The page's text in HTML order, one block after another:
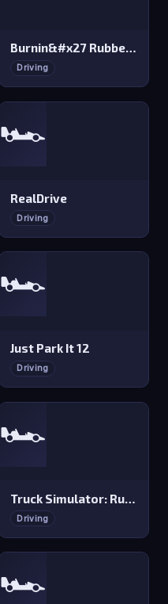
Burnin&#x27 Rubber Crash n&#x27 Burn
Driving
🏎️
RealDrive
Driving
🏎️
Just Park It 12
Driving
🏎️
Truck Simulator: Russia
Driving
🏎️